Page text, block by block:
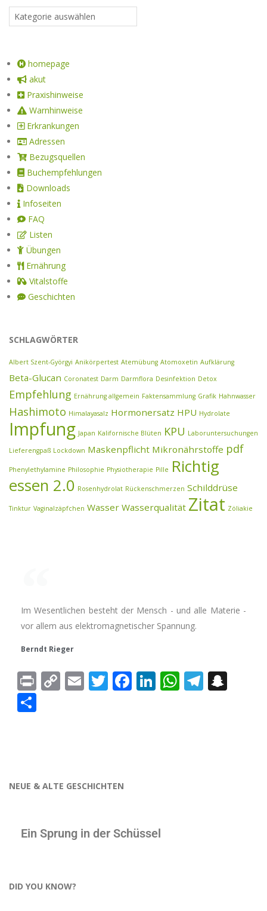
homepage
akut
Praxishinweise
Warnhinweise
Erkrankungen
Adressen
Bezugsquellen
Buchempfehlungen
Downloads
Infoseiten
FAQ
Listen
Übungen
Ernährung
Vitalstoffe
Geschichten
SCHLAGWÖRTER
Albert Szent-Györgyi Anikörpertest Atemübung Atomoxetin Aufklärung
Beta-Glucan Coronatest Darm Darmflora Desinfektion Detox
Empfehlung Ernährung allgemein Faktensammlung Grafik Hahnwasser
Hashimoto Himalayasalz Hormonersatz HPU Hydrolate
Impfung Japan Kalifornische Blüten KPU Laboruntersuchungen
Lieferengpaß Lockdown Maskenpflicht Mikronährstoffe pdf
Phenylethylamine Philosophie Physiotherapie Pille Richtig
essen 2.0 Rosenhydrolat Rückenschmerzen Schilddrüse
Tinktur Vaginalzäpfchen Wasser Wasserqualität Zitat Zöliakie
Im Wesentlichen besteht der Mensch - und alle Materie -
vor allem aus elektromagnetischer Spannung.
Berndt Rieger
PrintCopyEmailTwitter
Facebook
LinkedIn
NEUE & ALTE GESCHICHTEN
Ein Sprung in der Schüssel
DID YOU KNOW?